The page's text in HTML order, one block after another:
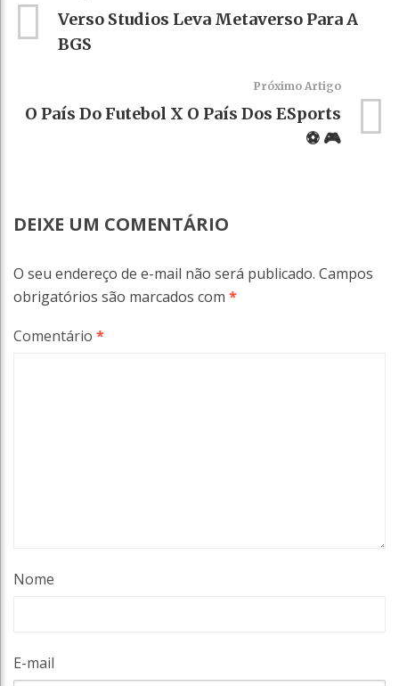
Verso Studios Leva Metaverso Para A
BGS
Próximo Artigo
O País Do Futebol X O País Dos ESports
⚽ 🎮
DEIXE UM COMENTÁRIO
O seu endereço de e-mail não será publicado. Campos
obrigatórios são marcados com *
Comentário *
Nome
E-mail